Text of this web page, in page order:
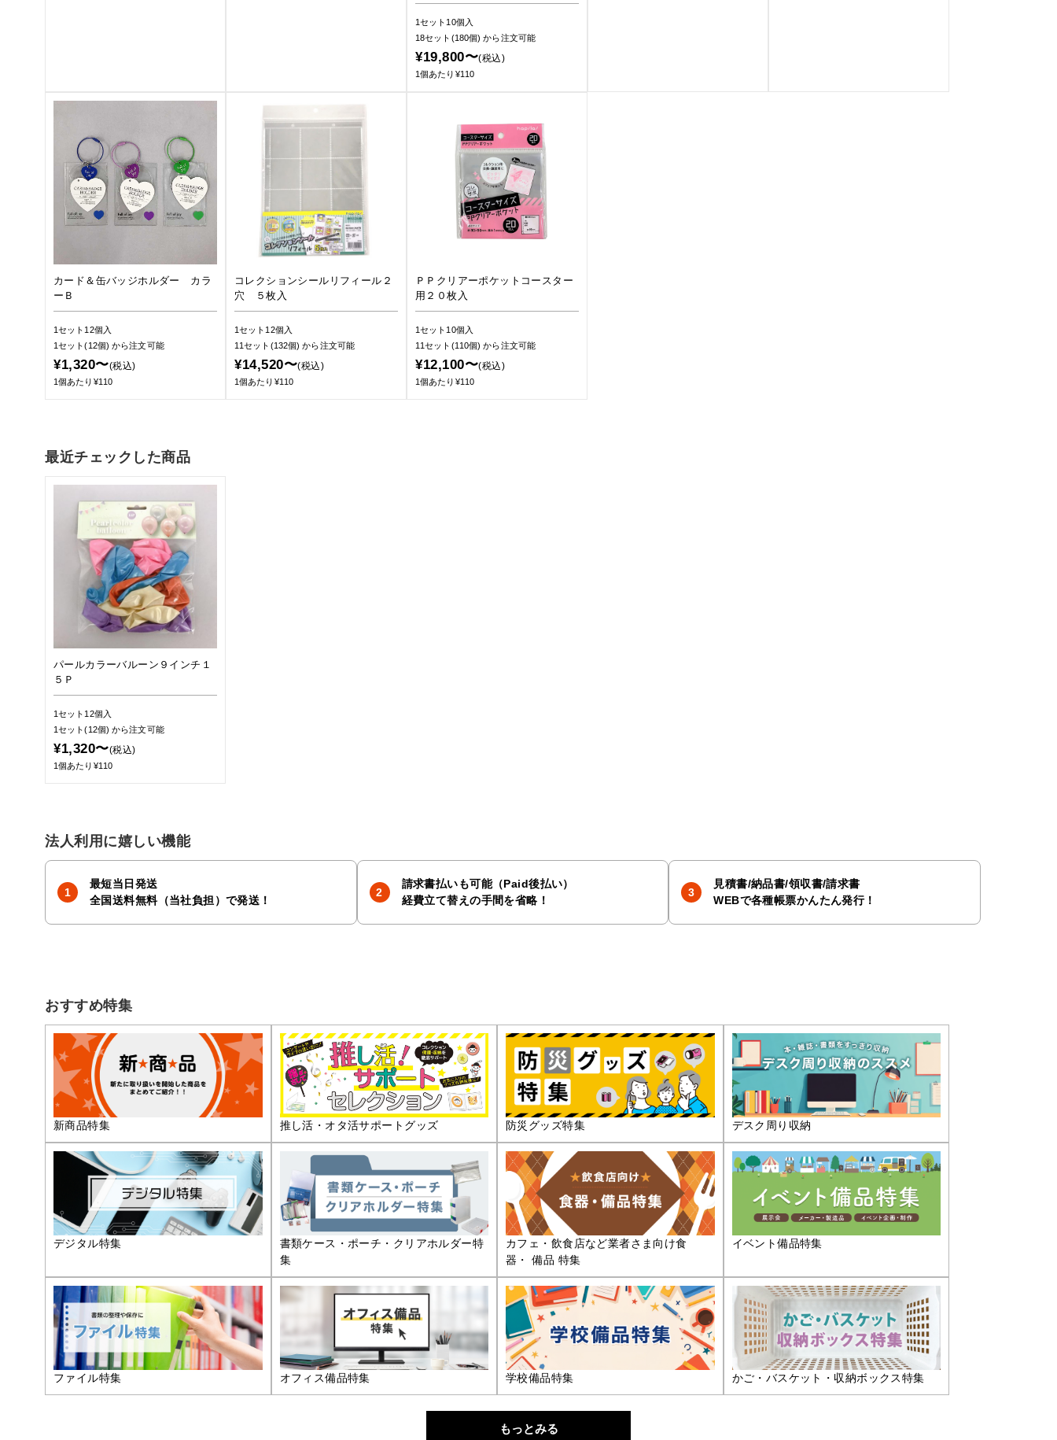
1セット10個入
18セット(180個)から注文可能
¥19,800〜(税込)
1個あたり¥110
カード＆缶バッジホルダー カラ
ーＢ
1セット12個入
1セット(12個)から注文可能
¥1,320〜(税込)
1個あたり¥110
コレクションシールリフィール２
穴 ５枚入
1セット12個入
11セット(132個)から注文可能
¥14,520〜(税込)
1個あたり¥110
ＰＰクリアーポケットコースター
用２０枚入
1セット10個入
11セット(110個)から注文可能
¥12,100〜(税込)
1個あたり¥110
最近チェックした商品
パールカラーバルーン９インチ１
５Ｐ
1セット12個入
1セット(12個)から注文可能
¥1,320〜(税込)
1個あたり¥110
法人利用に嬉しい機能
最短当日発送
全国送料無料（当社負担）で発送！
請求書払いも可能（Paid後払い）
経費立て替えの手間を省略！
見積書/納品書/領収書/請求書
WEBで各種帳票かんたん発行！
おすすめ特集
新商品特集 推し活・オタ活サポートグッズ 防災グッズ特集 デスク周り収納
デジタル特集
書類ケース・ポーチ・クリアホルダー特
集
カフェ・飲食店など業者さま向け食
器・ 備品 特集
イベント備品特集
ファイル特集 オフィス備品特集 学校備品特集 かご・バスケット・収納ボックス特集
もっとみる